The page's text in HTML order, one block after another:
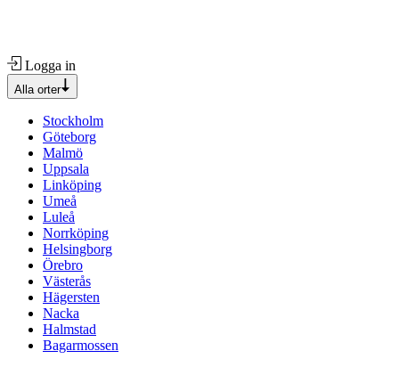
Logga in
Alla orter
Stockholm
Göteborg
Malmö
Uppsala
Linköping
Umeå
Luleå
Norrköping
Helsingborg
Örebro
Västerås
Hägersten
Nacka
Halmstad
Bagarmossen